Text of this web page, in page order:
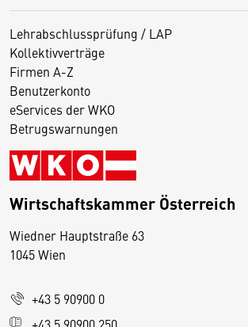
Lehrabschlussprüfung / LAP
Kollektivverträge
Firmen A-Z
Benutzerkonto
eServices der WKO
Betrugswarnungen
Wirtschaftskammer Österreich
Wiedner Hauptstraße 63
1045 Wien
+43 5 90900 0
D
s